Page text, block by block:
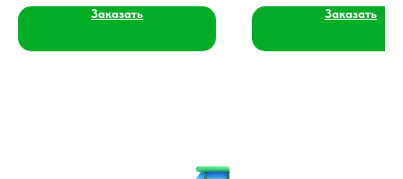
Заказать Заказать